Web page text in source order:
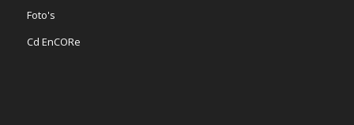
Foto's
Cd EnCORe